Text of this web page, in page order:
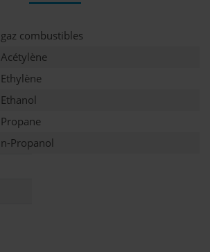
gaz combustibles
Acétylène
Ethylène
Ethanol
Propane
n-Propanol